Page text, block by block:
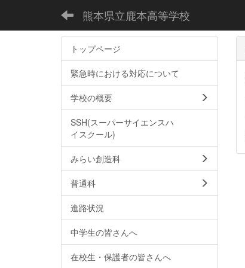
熊本県立鹿本高等学校
トップページ
緊急時における対応について
学校の概要
SSH(スーパーサイエンスハ
イスクール)
みらい創造科
普通科
進路状況
中学生の皆さんへ
在校生・保護者の皆さんへ